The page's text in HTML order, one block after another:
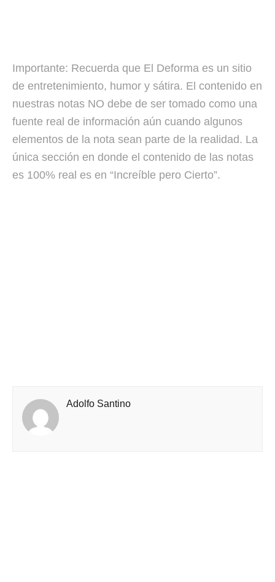
Importante: Recuerda que El Deforma es un sitio
de entretenimiento, humor y sátira. El contenido en
nuestras notas NO debe de ser tomado como una
fuente real de información aún cuando algunos
elementos de la nota sean parte de la realidad. La
única sección en donde el contenido de las notas
es 100% real es en “Increíble pero Cierto”.
Adolfo Santino